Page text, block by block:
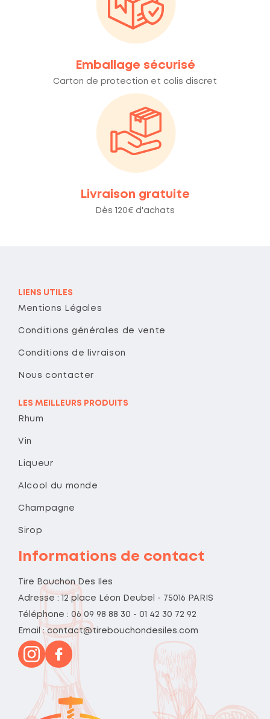
Emballage sécurisé
Carton de protection et colis discret
Livraison gratuite
Dès 120€ d'achats
LIENS UTILES
Mentions Légales
Conditions générales de vente
Conditions de livraison
Nous contacter
LES MEILLEURS PRODUITS
Rhum
Vin
Liqueur
Alcool du monde
Champagne
Sirop
Informations de contact
Tire Bouchon Des Iles
Adresse : 12 place Léon Deubel - 75016 PARIS
Téléphone : 06 09 98 88 30 - 01 42 30 72 92
Email : contact@tirebouchondesiles.com